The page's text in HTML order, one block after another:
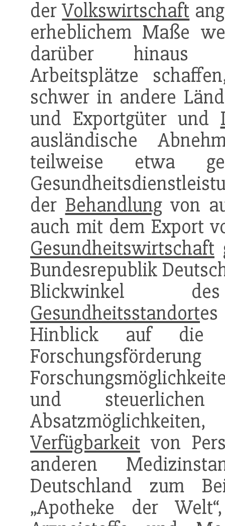
derVolkswirtschaft
erheblichem Maße
darüber hinaus
Arbeitsplätze
schwer in andere
und Exportgüter und
ausländische
teilweise etwa
der Behandlungvon
auch mit dem Export
Gesundheitswirtschaft
Bundesrepublik
Blickwinkel
Gesundheitsstandort
Hinblick auf die
und steuerlichen
Verfügbarkeit von
anderen
Deutschland zum
„Apotheke der